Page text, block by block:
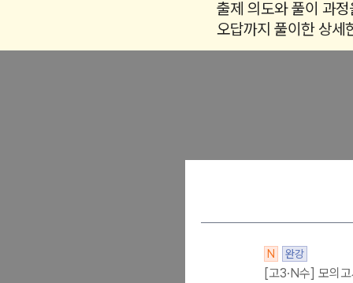
출제 의도와 풀이 과
오답까지 풀이한 상세
N 완강
[고3·N수] 모의